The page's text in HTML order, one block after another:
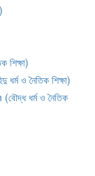
ও নৈতিক শিক্ষা)
ধর্ম ও নৈতিক